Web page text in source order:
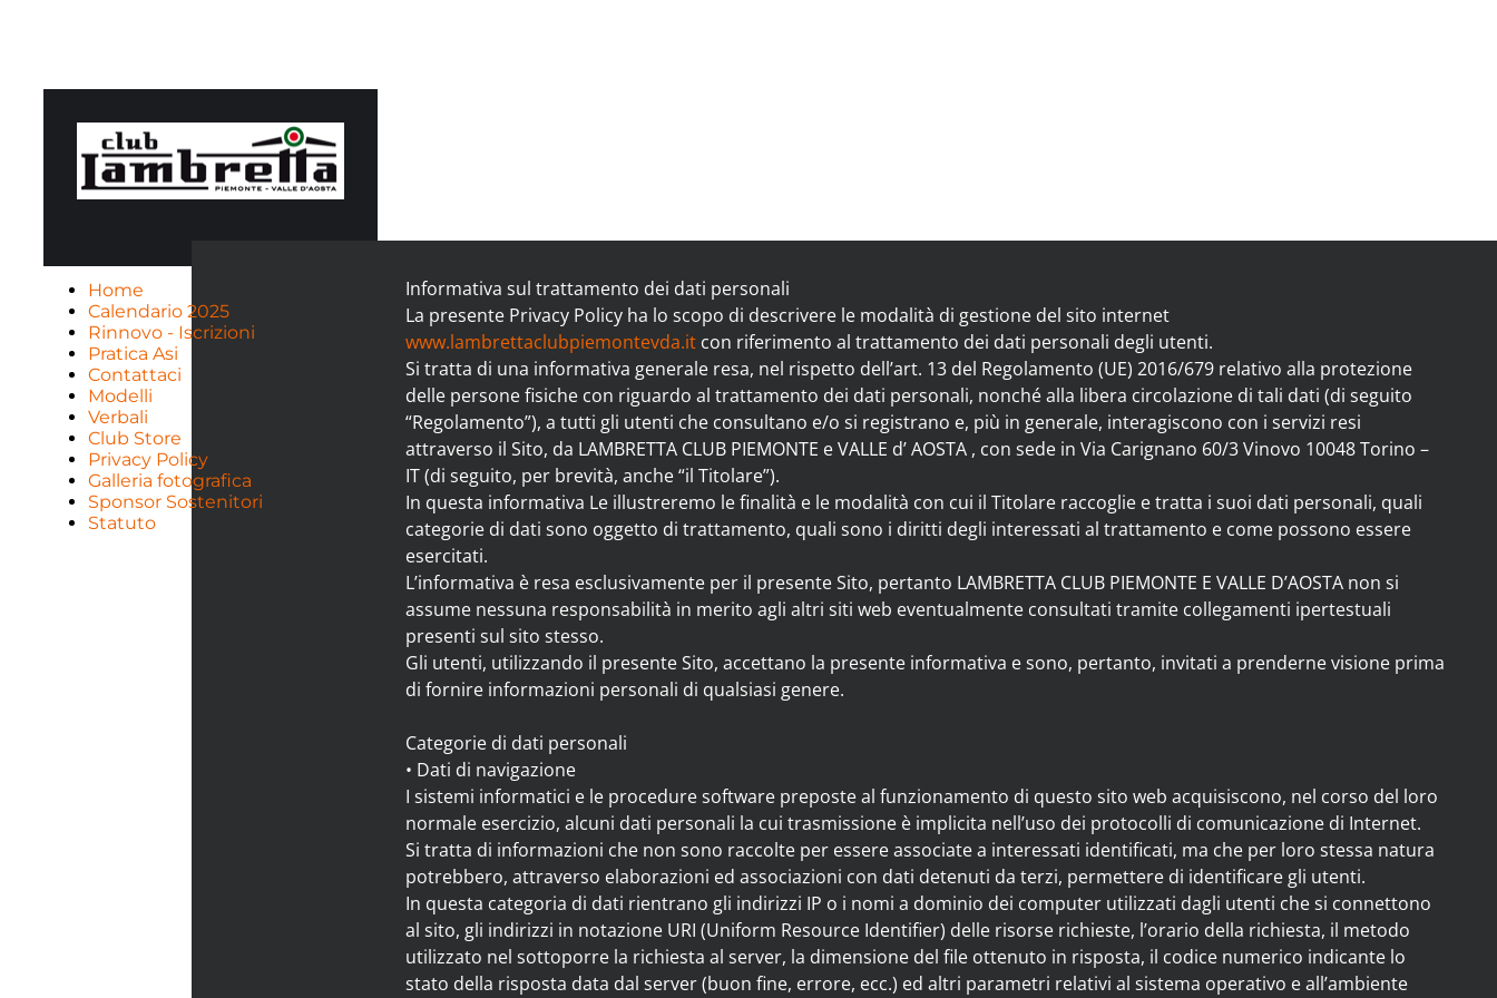
Informativa sul trattamento dei dati personali
La presente Privacy Policy ha lo scopo di descrivere le modalità di gestione del sito internet
www.lambrettaclubpiemontevda.it con riferimento al trattamento dei dati personali degli utenti.
Si tratta di una informativa generale resa, nel rispetto dell’art. 13 del Regolamento (UE) 2016/679 relativo alla protezione
delle persone fisiche con riguardo al trattamento dei dati personali, nonché alla libera circolazione di tali dati (di seguito
“Regolamento”), a tutti gli utenti che consultano e/o si registrano e, più in generale, interagiscono con i servizi resi
attraverso il Sito, da LAMBRETTA CLUB PIEMONTE e VALLE d’ AOSTA , con sede in Via Carignano 60/3 Vinovo 10048 Torino –
IT (di seguito, per brevità, anche “il Titolare”).
In questa informativa Le illustreremo le finalità e le modalità con cui il Titolare raccoglie e tratta i suoi dati personali, quali
categorie di dati sono oggetto di trattamento, quali sono i diritti degli interessati al trattamento e come possono essere
esercitati.
L’informativa è resa esclusivamente per il presente Sito, pertanto LAMBRETTA CLUB PIEMONTE E VALLE D’AOSTA non si
assume nessuna responsabilità in merito agli altri siti web eventualmente consultati tramite collegamenti ipertestuali
presenti sul sito stesso.
Gli utenti, utilizzando il presente Sito, accettano la presente informativa e sono, pertanto, invitati a prenderne visione prima
di fornire informazioni personali di qualsiasi genere.
Categorie di dati personali
• Dati di navigazione
I sistemi informatici e le procedure software preposte al funzionamento di questo sito web acquisiscono, nel corso del loro
normale esercizio, alcuni dati personali la cui trasmissione è implicita nell’uso dei protocolli di comunicazione di Internet.
Si tratta di informazioni che non sono raccolte per essere associate a interessati identificati, ma che per loro stessa natura
potrebbero, attraverso elaborazioni ed associazioni con dati detenuti da terzi, permettere di identificare gli utenti.
In questa categoria di dati rientrano gli indirizzi IP o i nomi a dominio dei computer utilizzati dagli utenti che si connettono
al sito, gli indirizzi in notazione URI (Uniform Resource Identifier) delle risorse richieste, l’orario della richiesta, il metodo
utilizzato nel sottoporre la richiesta al server, la dimensione del file ottenuto in risposta, il codice numerico indicante lo
stato della risposta data dal server (buon fine, errore, ecc.) ed altri parametri relativi al sistema operativo e all’ambiente
Home
Calendario 2025
Rinnovo - Iscrizioni
Pratica Asi
Contattaci
Modelli
Verbali
Club Store
Privacy Policy
Galleria fotografica
Sponsor Sostenitori
Statuto